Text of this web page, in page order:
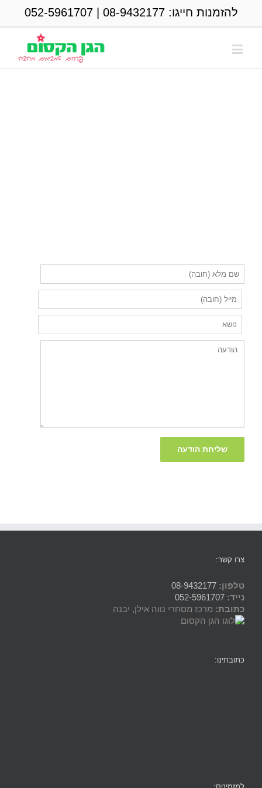
להזמנות חייגו:08-9432177
|
052-5961707 צרו קשר
צרו קשר:
טלפון: 08-9432177
נייד: 052-5961707
כתובת: מרכז מסחרי נווה אילן, יבנה
כתובתינו: